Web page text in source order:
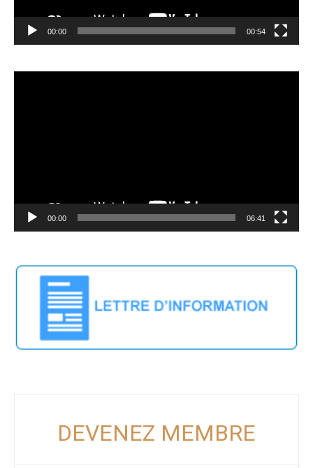
00:00 00:54
00:00 06:41
DEVENEZ MEMBRE